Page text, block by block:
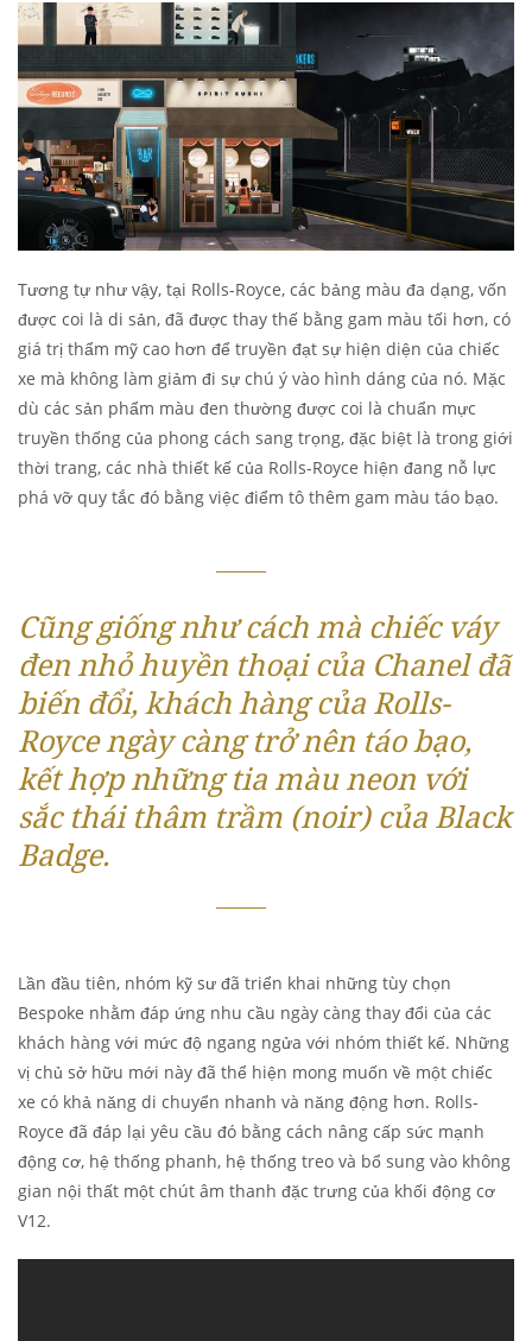
Tương tự như vậy, tại Rolls-Royce, các bảng màu đa dạng, vốn
được coi là di sản, đã được thay thế bằng gam màu tối hơn, có
giá trị thẩm mỹ cao hơn để truyền đạt sự hiện diện của chiếc
xe mà không làm giảm đi sự chú ý vào hình dáng của nó. Mặc
dù các sản phẩm màu đen thường được coi là chuẩn mực
truyền thống của phong cách sang trọng, đặc biệt là trong giới
thời trang, các nhà thiết kế của Rolls-Royce hiện đang nỗ lực
phá vỡ quy tắc đó bằng việc điểm tô thêm gam màu táo bạo.
Cũng giống như cách mà chiếc váy
đen nhỏ huyền thoại của Chanel đã
biến đổi, khách hàng của Rolls-
Royce ngày càng trở nên táo bạo,
kết hợp những tia màu neon với
sắc thái thâm trầm (noir) của Black
Badge.
Lần đầu tiên, nhóm kỹ sư đã triển khai những tùy chọn
Bespoke nhằm đáp ứng nhu cầu ngày càng thay đổi của các
khách hàng với mức độ ngang ngửa với nhóm thiết kế. Những
vị chủ sở hữu mới này đã thể hiện mong muốn về một chiếc
xe có khả năng di chuyển nhanh và năng động hơn. Rolls-
Royce đã đáp lại yêu cầu đó bằng cách nâng cấp sức mạnh
động cơ, hệ thống phanh, hệ thống treo và bổ sung vào không
gian nội thất một chút âm thanh đặc trưng của khối động cơ
V12.